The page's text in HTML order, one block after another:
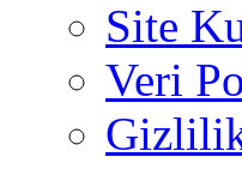
Site
Veri